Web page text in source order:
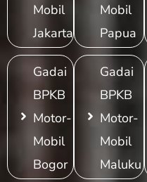
Mobil
Jakarta
Gadai
BPKB
Motor-
Mobil
Bogor
Mobil
Papua
Gadai
BPKB
Motor-
Mobil
Maluku